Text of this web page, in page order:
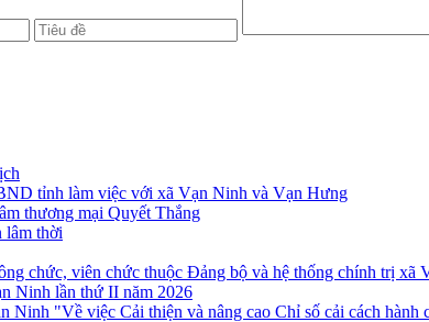
tỉnh làm việc với xã Vạn Ninh và Vạn Hưng
thương mại Quyết Thắng
lâm thời
chức, viên chức thuộc Đảng bộ và hệ thống chính trị xã
Ninh lần thứ II năm 2026
"Về việc Cải thiện và nâng cao Chỉ số cải cách